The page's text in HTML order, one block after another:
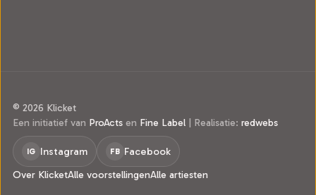
© 2026 Klicket
Een initiatief van ProActs en Fine Label | Realisatie: redwebs
IG Instagram FB Facebook
Over KlicketAlle voorstellingenAlle artiesten